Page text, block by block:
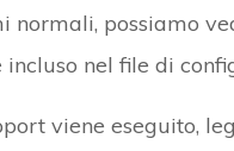
normali, possiamo
nel file di
viene eseguito,